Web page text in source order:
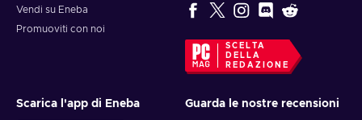
Vendi su Eneba
Promuoviti con noi
SCELTA
DELLA
REDAZIONE
Scarica l'app di Eneba Guarda le nostre recensioni